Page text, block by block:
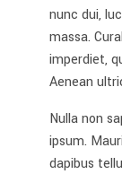
nunc dui,
massa.
imperdiet,
Aenean
Nulla non
ipsum.
dapibus